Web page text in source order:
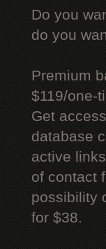
Do you
do you
Premium
$119/one-
Get
database
active
of contact
possibility
for $38.